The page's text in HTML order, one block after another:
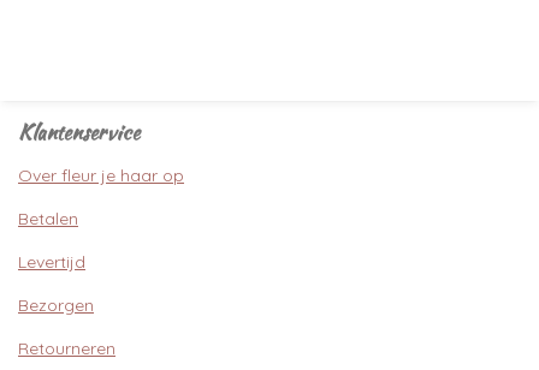
Klantenservice
Over fleur je haar op
Betalen
Levertijd
Bezorgen
Retourneren